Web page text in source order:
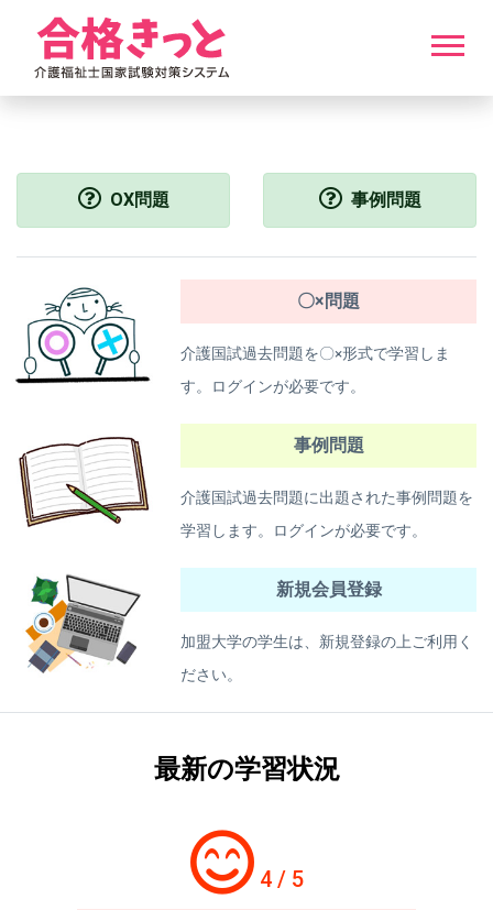
OX問題 事例問題
〇×問題
介護国試過去問題を〇×形式で学習しま
す。ログインが必要です。
事例問題
介護国試過去問題に出題された事例問題を
学習します。ログインが必要です。
新規会員登録
加盟大学の学生は、新規登録の上ご利用く
ださい。
最新の学習状況
4 / 5